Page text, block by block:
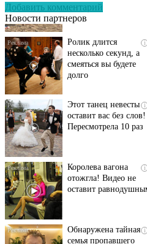
Добавить комментарий
Новости партнеров
несколько секунд, а
смеяться вы будете
долго
оставит вас без слов!
Пересмотрела 10 раз
отожгла! Видео не
оставит равнодушным
семья пропавшего
Усольцева: вторая